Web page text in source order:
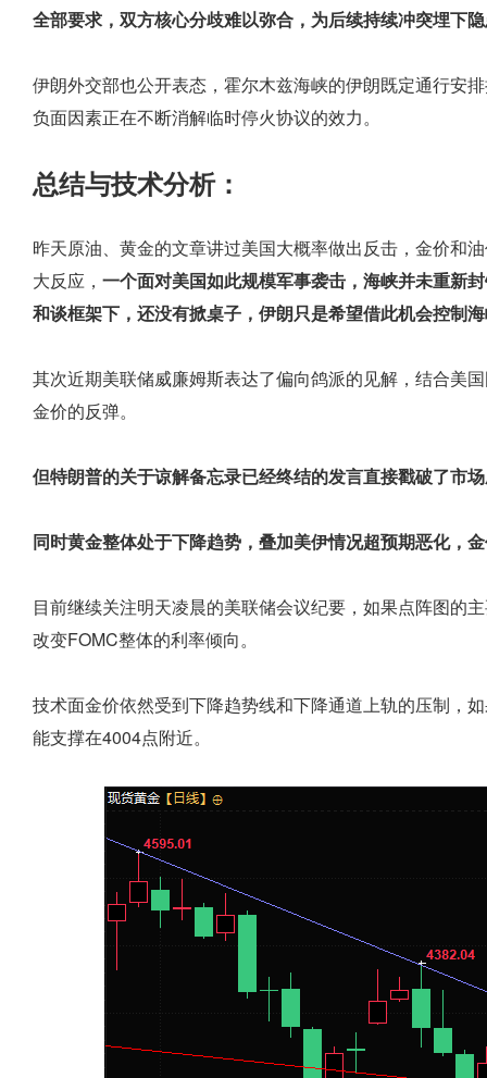
全部要求，双方核心分歧难以弥合，为后续持续冲突埋下
伊朗外交部也公开表态，霍尔木兹海峡的伊朗既定通行安
负面因素正在不断消解临时停火协议的效力。
总结与技术分析：
昨天原油、黄金的文章讲过美国大概率做出反击，金价和
大反应， 一个面对美国如此规模军事袭击，海峡并未重新
和谈框架下，还没有掀桌子，伊朗只是希望借此机会控制
其次近期美联储威廉姆斯表达了偏向鸽派的见解，结合美
金价的反弹。
但特朗普的关于谅解备忘录已经终结的发言直接戳破了市
同时黄金整体处于下降趋势，叠加美伊情况超预期恶化，
目前继续关注明天凌晨的美联储会议纪要，如果点阵图的
改变FOMC整体的利率倾向。
技术面金价依然受到下降趋势线和下降通道上轨的压制，
能支撑在4004点附近。